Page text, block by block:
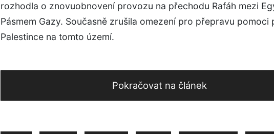
rozhodla o znovuobnovení provozu na přechodu Rafáh mezi
Pásmem Gazy. Současně zrušila omezení pro přepravu pomoci
Palestince na tomto území.
Pokračovat na článek